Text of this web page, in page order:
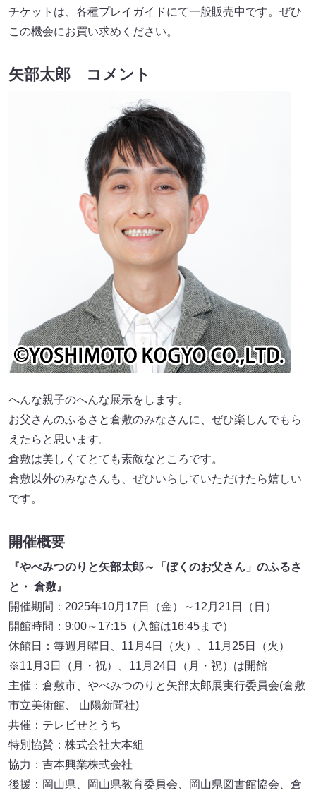
チケットは、各種プレイガイドにて一般販売中です。ぜひ
この機会にお買い求めください。
矢部太郎 コメント
へんな親子のへんな展示をします。
お父さんのふるさと倉敷のみなさんに、ぜひ楽しんでもら
えたらと思います。
倉敷は美しくてとても素敵なところです。
倉敷以外のみなさんも、ぜひいらしていただけたら嬉しい
です。
開催概要
『やべみつのりと矢部太郎～「ぼくのお父さん」のふるさ
と・ 倉敷』
開催期間：2025年10月17日（金）～12月21日（日）
開館時間：9:00～17:15（入館は16:45まで）
休館日：毎週月曜日、11月4日（火）、11月25日（火）
※11月3日（月・祝）、11月24日（月・祝）は開館
主催：倉敷市、やべみつのりと矢部太郎展実行委員会(倉敷
市立美術館、 山陽新聞社)
共催：テレビせとうち
特別協賛：株式会社大本組
協力：吉本興業株式会社
後援：岡山県、岡山県教育委員会、岡山県図書館協会、倉